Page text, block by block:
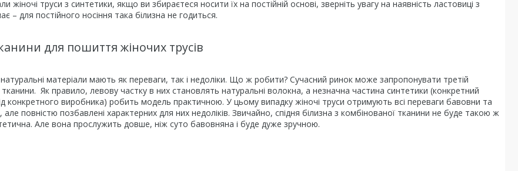
жіночі труси з синтетики, якщо ви збираєтеся носити їх на постійній основі, зверніть увагу на наявність ластовиці з
– для постійного носіння така білизна не годиться.
для пошиття жіночих трусів
натуральні матеріали мають як переваги, так і недоліки. Що ж робити? Сучасний ринок може запропонувати третій
тканини. Як правило, левову частку в них становлять натуральні волокна, а незначна частина синтетики (конкретний
конкретного виробника) робить модель практичною. У цьому випадку жіночі труси отримують всі переваги бавовни та
повністю позбавлені характерних для них недоліків. Звичайно, спідня білизна з комбінованої тканини не буде такою ж
Але вона прослужить довше, ніж суто бавовняна і буде дуже зручною.